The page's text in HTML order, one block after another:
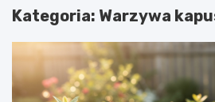
Kategoria: Warzywa